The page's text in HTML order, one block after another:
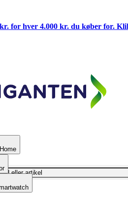
for hver 4.000 kr. du køber for.